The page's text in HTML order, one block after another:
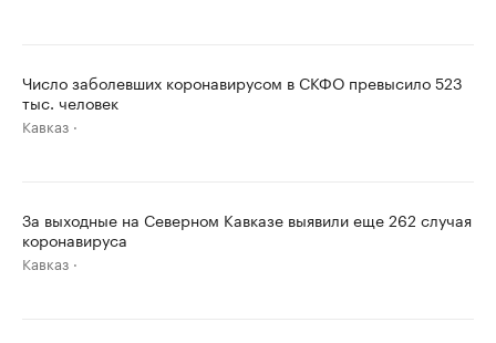
Число заболевших коронавирусом в СКФО превысило 523
тыс. человек
Кавказ
За выходные на Северном Кавказе выявили еще 262 случая
коронавируса
Кавказ